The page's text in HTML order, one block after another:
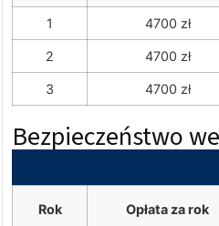
1 4700 zł
2 4700 zł
3 4700 zł
Bezpieczeństwo
Rok Opłata za rok